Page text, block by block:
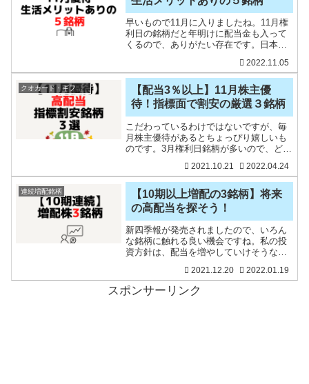
早いもので11月に入りましたね。11月権
利日の銘柄だと年明けに配当金も入って
くるので、ありがたい存在です。日本株
多くなりますからね。さて、11月決算企
業の株主優待銘柄でもお勧めの銘柄を探
してみました。ち
2022.11.05
クオカード・ギフトカード
【配当3％以上】11月株主優
待！指標面で割安の厳選３銘柄
こだわっているわけではないですが、毎
月株主優待があるとちょっぴり嬉しいも
のです。3月権利日銘柄が多いので、どう
ますが、11月権利日の株主優待銘柄も魅
力的なものがありますね。優待がきっか
けでも、結果的に含
2021.10.21 2022.04.24
連続増配銘柄
【10期以上増配の3銘柄】将来
の高配当を探そう！
新四季報が発売されましたので、いろん
な銘柄に触れる良い機会ですね。私の投
資方針は、配当を増やしていけそうな業
ルなものです。配当が毎年のように増え
ていくと、安定した収入源として育つの
で、精神的な安定感も違い
2021.12.20 2022.01.19
スポンサーリンク